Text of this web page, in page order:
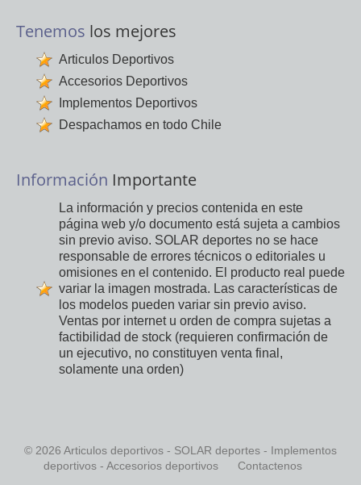
Tenemos los mejores
Articulos Deportivos
Accesorios Deportivos
Implementos Deportivos
Despachamos en todo Chile
Información Importante
La información y precios contenida en este
página web y/o documento está sujeta a cambios
sin previo aviso. SOLAR deportes no se hace
responsable de errores técnicos o editoriales u
omisiones en el contenido. El producto real puede
variar la imagen mostrada. Las características de
los modelos pueden variar sin previo aviso.
Ventas por internet u orden de compra sujetas a
factibilidad de stock (requieren confirmación de
un ejecutivo, no constituyen venta final,
solamente una orden)
© 2026 Articulos deportivos - SOLAR deportes - Implementos
deportivos - Accesorios deportivos
Contactenos